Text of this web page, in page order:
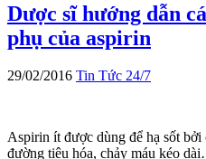
Dược sĩ hướng dẫn
phụ của aspirin
29/02/2016 Tin Tức 24/7
Aspirin ít được dùng để hạ sốt
đường tiêu hóa, chảy máu kéo